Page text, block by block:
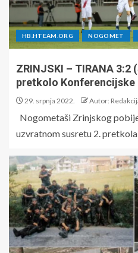
HB.HTEAM.ORG NOGOMET
ZRINJSKI – TIRANA
pretkolo Konferencijske
29. srpnja 2022. Autor:
Nogometaši Zrinjskog
uzvratnom susretu 2.